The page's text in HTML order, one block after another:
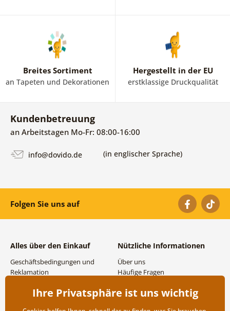
Breites Sortiment
an Tapeten und Dekorationen
Hergestellt in der EU
erstklassige Druckqualität
Kundenbetreuung
an Arbeitstagen Mo-Fr: 08:00-16:00
info@dovido.de (in englischer Sprache)
Folgen Sie uns auf
Alles über den Einkauf
Geschäftsbedingungen und
Reklamation
Versand- und
Nützliche Informationen
Über uns
Häufige Fragen
Großhandel und
Ihre Privatsphäre ist uns wichtig